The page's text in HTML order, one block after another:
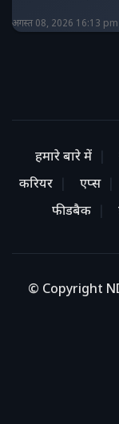
अगस्त 08, 2026 16:13
हमारे बारे में
करियर
एप्स
फीडबैक
© Copyright